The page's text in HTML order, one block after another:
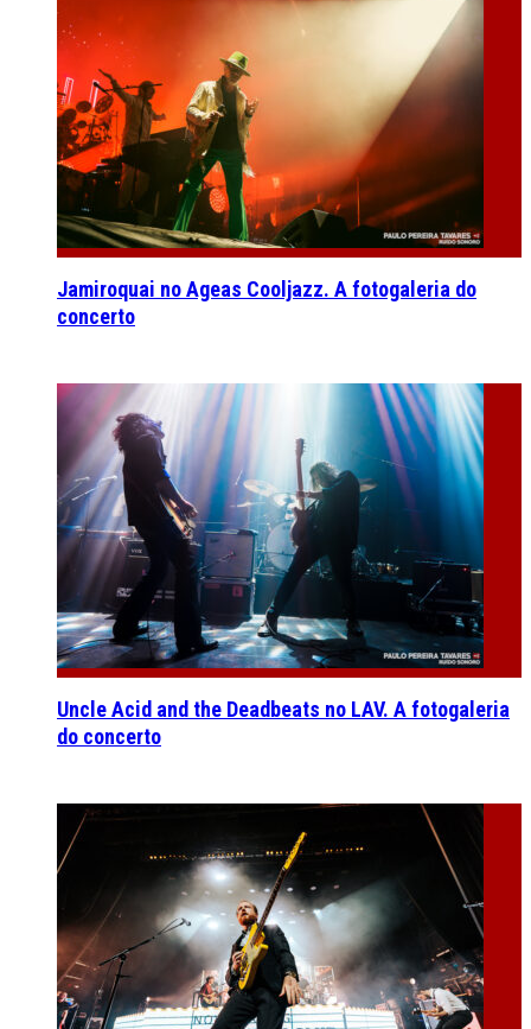
Jamiroquai no Ageas Cooljazz. A fotogaleria do
concerto
Uncle Acid and the Deadbeats no LAV. A fotogaleria
do concerto